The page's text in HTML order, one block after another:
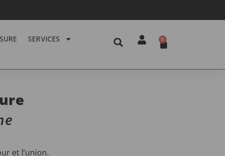
SERVICES
0
et l’union.